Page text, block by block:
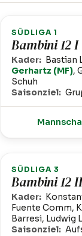
SÜDLIGA 1
Bambini 12 I
Kader: Bastian
Gerhartz (MF),
Schuh
Saisonziel:
SÜDLIGA 3
Bambini 12 II
Kader:
Fuente Comm,
Barresi, Ludwig
Saisonziel: